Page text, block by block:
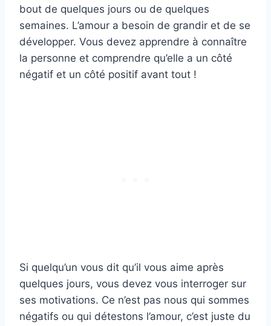
bout de quelques jours ou de quelques
semaines. L’amour a besoin de grandir et de se
développer. Vous devez apprendre à connaître
la personne et comprendre qu’elle a un côté
négatif et un côté positif avant tout !
Si quelqu’un vous dit qu’il vous aime après
quelques jours, vous devez vous interroger sur
ses motivations. Ce n’est pas nous qui sommes
négatifs ou qui détestons l’amour, c’est juste du